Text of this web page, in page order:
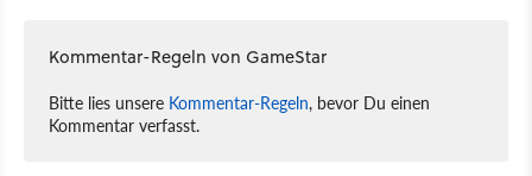
Kommentar-Regeln von GameStar
Bitte lies unsere Kommentar-Regeln, bevor Du einen
Kommentar verfasst.